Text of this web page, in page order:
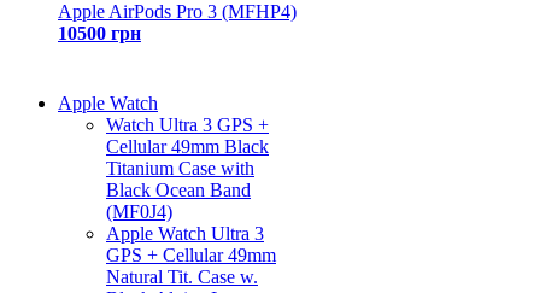
Apple AirPods Pro 3 (MFHP4)
10500 грн
Apple Watch
Watch Ultra 3 GPS +
Cellular 49mm Black
Titanium Case with
Black Ocean Band
(MF0J4)
Apple Watch Ultra 3
GPS + Cellular 49mm
Natural Tit. Case w.